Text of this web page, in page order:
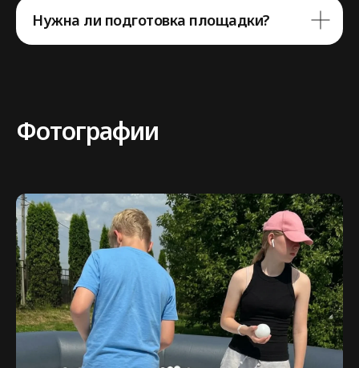
Нужна ли подготовка площадки?
Фотографии
Нужна помощь
с выбором